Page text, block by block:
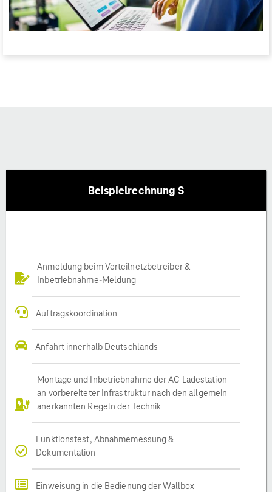
Beispielrechnung S
Anmeldung beim Verteilnetzbetreiber &
Inbetriebnahme-Meldung
Auftragskoordination
Anfahrt innerhalb Deutschlands
Montage und Inbetriebnahme der AC Ladestation
an vorbereiteter Infrastruktur nach den allgemein
anerkannten Regeln der Technik
Funktionstest, Abnahmemessung &
Dokumentation
Einweisung in die Bedienung der Wallbox